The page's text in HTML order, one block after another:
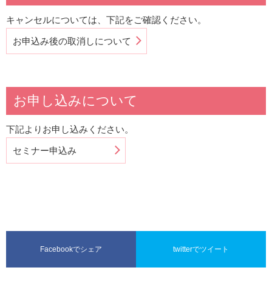
キャンセルについては、下記をご確認ください。
お申込み後の取消しについて
お申し込みについて
下記よりお申し込みください。
セミナー申込み
Facebookでシェア twitterでツイート